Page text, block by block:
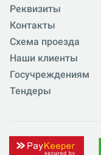
Реквизиты
Контакты
Схема проезда
Наши клиенты
Госучреждениям
Тендеры